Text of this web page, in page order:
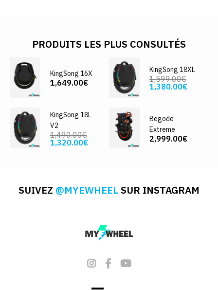
PRODUITS LES PLUS CONSULTÉS
KingSong 16X
1,649.00€
KingSong 18XL
1,599.00€
1,380.00€
KingSong 18L
V2
1,490.00€
1,320.00€
Begode
Extreme
2,999.00€
SUIVEZ @MYEWHEEL SUR INSTAGRAM